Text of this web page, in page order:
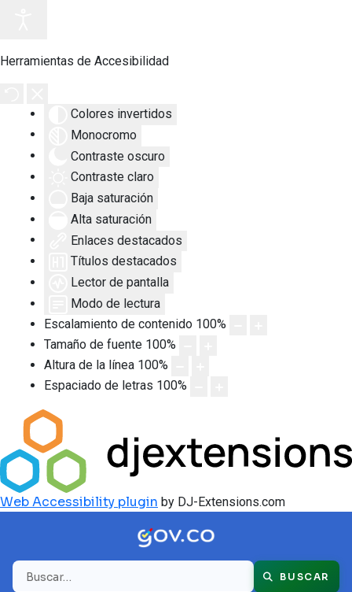
Herramientas de Accesibilidad
Colores invertidos
Monocromo
Contraste oscuro
Contraste claro
Baja saturación
Alta saturación
Enlaces destacados
Títulos destacados
Lector de pantalla
Modo de lectura
Escalamiento de contenido 100%
Tamaño de fuente 100%
Altura de la línea 100%
Espaciado de letras 100%
Web Accessibility plugin by DJ-Extensions.com
Buscar BUSCAR